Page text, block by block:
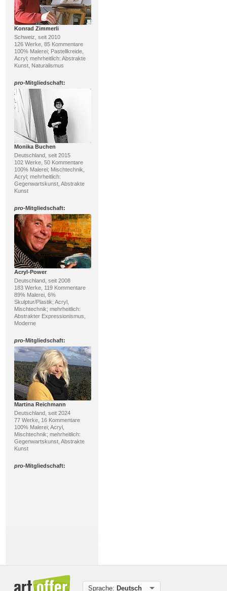
Konrad Zimmerli
Schweiz, seit 2010
126 Werke, 85 Kommentare
100% Malerei; Pastellkreide,
Acryl; mehrheitlich: Abstrakte
Kunst, Naturalismus
pro-Mitgliedschaft:
Monika Buchen
Deutschland, seit 2015
102 Werke, 50 Kommentare
100% Malerei; Mischtechnik,
Acryl; mehrheitlich:
Gegenwartskunst, Abstrakte
Kunst
pro-Mitgliedschaft:
Acryl-Power
Deutschland, seit 2008
183 Werke, 119 Kommentare
89% Malerei, 6%
Skulptur/Plastik; Acryl,
Mischtechnik; mehrheitlich:
Abstrakter Expressionismus,
Moderne
pro-Mitgliedschaft:
Martina Reichmann
Deutschland, seit 2024
77 Werke, 16 Kommentare
100% Malerei; Acryl,
Mischtechnik; mehrheitlich:
Gegenwartskunst, Abstrakte
Kunst
pro-Mitgliedschaft:
100% Skulptur/Plastik; Skulptur,
Plastik; mehrheitlich:
Gegenwartskunst, Kubismus
Sprache: Deutsch